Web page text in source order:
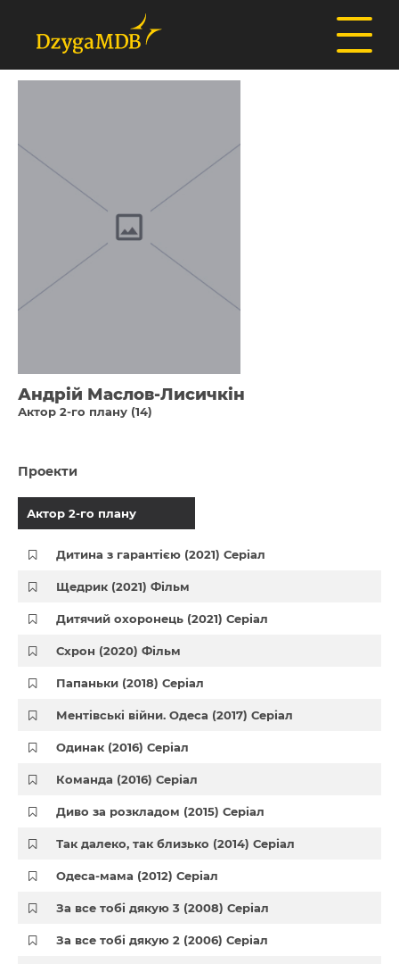
Андрій Маслов-Лисичкін
Актор 2-го плану (14)
Проекти
Актор 2-го плану
Дитина з гарантією (2021) Серіал
Щедрик (2021) Фільм
Дитячий охоронець (2021) Серіал
Схрон (2020) Фільм
Папаньки (2018) Серіал
Ментівські війни. Одеса (2017) Серіал
Одинак (2016) Серіал
Команда (2016) Серіал
Диво за розкладом (2015) Серіал
Так далеко, так близько (2014) Серіал
Одеса-мама (2012) Серіал
За все тобі дякую 3 (2008) Серіал
За все тобі дякую 2 (2006) Серіал